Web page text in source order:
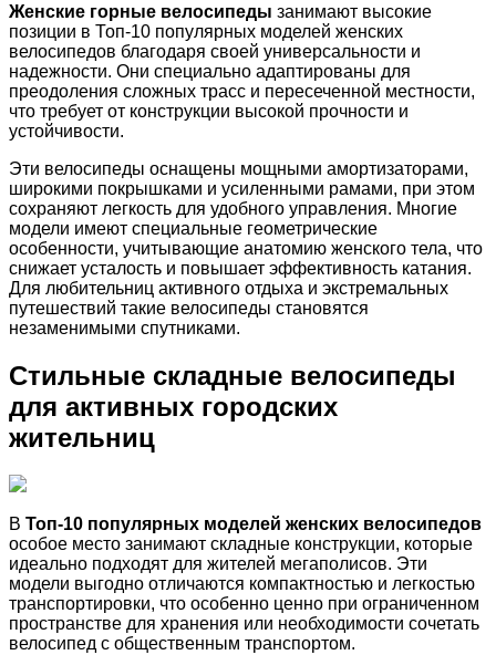
Женские горные велосипеды занимают высокие
позиции в Топ-10 популярных моделей женских
велосипедов благодаря своей универсальности и
надежности. Они специально адаптированы для
преодоления сложных трасс и пересеченной местности,
что требует от конструкции высокой прочности и
устойчивости.
Эти велосипеды оснащены мощными амортизаторами,
широкими покрышками и усиленными рамами, при этом
сохраняют легкость для удобного управления. Многие
модели имеют специальные геометрические
особенности, учитывающие анатомию женского тела, что
снижает усталость и повышает эффективность катания.
Для любительниц активного отдыха и экстремальных
путешествий такие велосипеды становятся
незаменимыми спутниками.
Стильные складные велосипеды
для активных городских
жительниц
В Топ-10 популярных моделей женских велосипедов
особое место занимают складные конструкции, которые
идеально подходят для жителей мегаполисов. Эти
модели выгодно отличаются компактностью и легкостью
транспортировки, что особенно ценно при ограниченном
пространстве для хранения или необходимости сочетать
велосипед с общественным транспортом.